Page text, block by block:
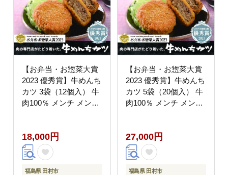
【お弁当・お惣菜大賞
2023 優秀賞】牛めんち
カツ 3袋（12個入） 牛
肉100％ メンチ メンチ
菜 弁当 おかず 田村市
福島県 川合精肉店
18,000円
福島県 田村市
【お弁当・お惣菜大賞
2023 優秀賞】牛めんち
カツ 5袋（20個入） 牛
肉100％ メンチ メンチ
菜 弁当 おかず 田村市
福島県 川合精肉店
27,000円
福島県 田村市